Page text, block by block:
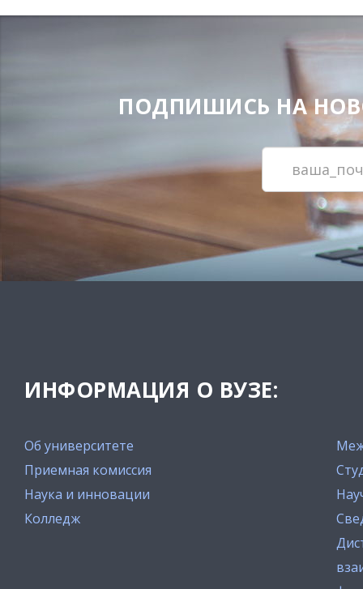
ПОДПИШИСЬ НА
ИНФОРМАЦИЯ О ВУЗЕ:
Об университете
Приемная комиссия
Наука и инновации
Колледж